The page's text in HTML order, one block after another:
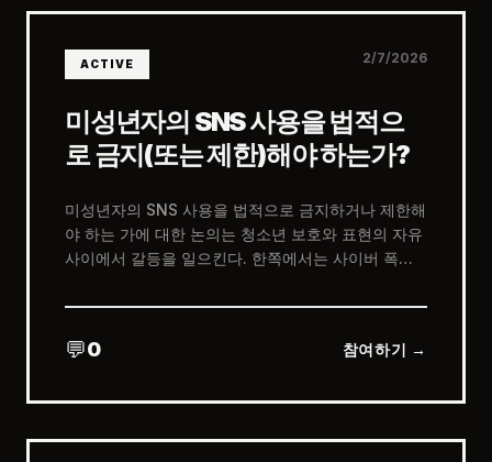
ACTIVE 2/7/2026
미성년자의 SNS 사용을 법적으
로 금지(또는 제한)해야 하는가?
미성년자의 SNS 사용을 법적으로 금지하거나 제한해
야 하는 가에 대한 논의는 청소년 보호와 표현의 자유
사이에서 갈등을 일으킨다. 한쪽에서는 사이버 폭력,
다고 주장한다. 다른 한쪽에서는 사회적 소통과 자기
우려가 제기된다.
💬0 참여하기 →